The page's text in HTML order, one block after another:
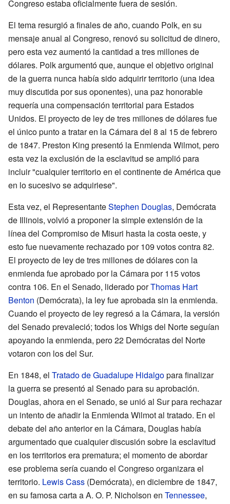
Congreso estaba oficialmente fuera de sesión.
El tema resurgió a finales de año, cuando Polk, en su
mensaje anual al Congreso, renovó su solicitud de dinero,
pero esta vez aumentó la cantidad a tres millones de
dólares. Polk argumentó que, aunque el objetivo original
de la guerra nunca había sido adquirir territorio (una idea
muy discutida por sus oponentes), una paz honorable
requería una compensación territorial para Estados
Unidos. El proyecto de ley de tres millones de dólares fue
el único punto a tratar en la Cámara del 8 al 15 de febrero
de 1847. Preston King presentó la Enmienda Wilmot, pero
esta vez la exclusión de la esclavitud se amplió para
incluir "cualquier territorio en el continente de América que
en lo sucesivo se adquiriese".
Esta vez, el RepresentanteStephen Douglas, Demócrata
de Illinois, volvió a proponer la simple extensión de la
línea del Compromiso de Misuri hasta la costa oeste, y
esto fue nuevamente rechazado por 109 votos contra 82.
El proyecto de ley de tres millones de dólares con la
enmienda fue aprobado por la Cámara por 115 votos
contra 106. En el Senado, liderado porThomas Hart
Benton (Demócrata), la ley fue aprobada sin la enmienda.
Cuando el proyecto de ley regresó a la Cámara, la versión
del Senado prevaleció; todos los Whigs del Norte seguían
apoyando la enmienda, pero 22 Demócratas del Norte
votaron con los del Sur.
En 1848, el Tratado de Guadalupe Hidalgopara finalizar
la guerra se presentó al Senado para su aprobación.
Douglas, ahora en el Senado, se unió al Sur para rechazar
un intento de añadir la Enmienda Wilmot al tratado. En el
debate del año anterior en la Cámara, Douglas había
argumentado que cualquier discusión sobre la esclavitud
en los territorios era prematura; el momento de abordar
ese problema sería cuando el Congreso organizara el
territorio. Lewis Cass (Demócrata), en diciembre de 1847,
en su famosa carta a A. O. P. Nicholson en Tennessee,